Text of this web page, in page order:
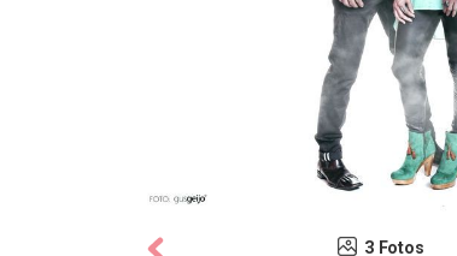
3 Fotos